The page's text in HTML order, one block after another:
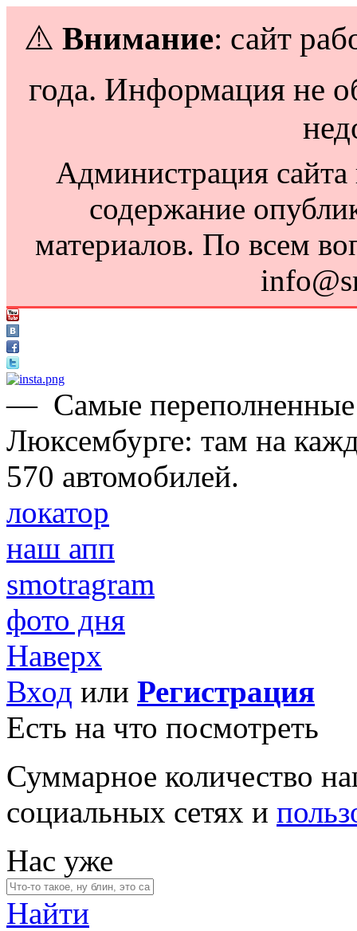
⚠️ Внимание: сайт
года. Информация не
Администрация сайта
содержание
материалов. По всем
— Самые
Люксембурге: там на
570 автомобилей.
локатор
наш апп
smotragram
фото дня
Наверх
Вход или Регистрация
Есть на что посмотреть
Суммарное количество
социальных сетях и
Нас уже
Найти